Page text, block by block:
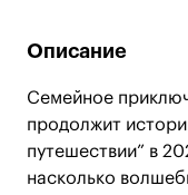
Описание
Семейное
продолжит
путешествии” в
насколько